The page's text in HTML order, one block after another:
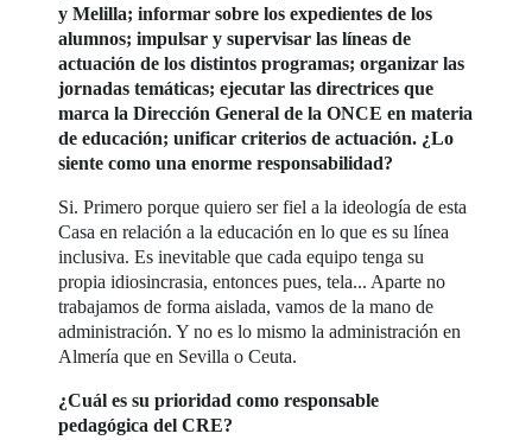
y Melilla; informar sobre los expedientes de los
alumnos; impulsar y supervisar las líneas de
actuación de los distintos programas; organizar las
jornadas temáticas; ejecutar las directrices que
marca la Dirección General de la ONCE en materia
de educación; unificar criterios de actuación. ¿Lo
siente como una enorme responsabilidad?
Si. Primero porque quiero ser fiel a la ideología de esta
Casa en relación a la educación en lo que es su línea
inclusiva. Es inevitable que cada equipo tenga su
propia idiosincrasia, entonces pues, tela... Aparte no
trabajamos de forma aislada, vamos de la mano de
administración. Y no es lo mismo la administración en
Almería que en Sevilla o Ceuta.
¿Cuál es su prioridad como responsable
pedagógica del CRE?